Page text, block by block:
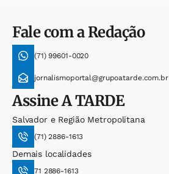
Fale com a Redação
(71) 99601-0020
jornalismoportal@grupoatarde.com.br
AssineA TARDE
Salvador e Região Metropolitana
(71) 2886-1613
Demais localidades
71 2886-1613